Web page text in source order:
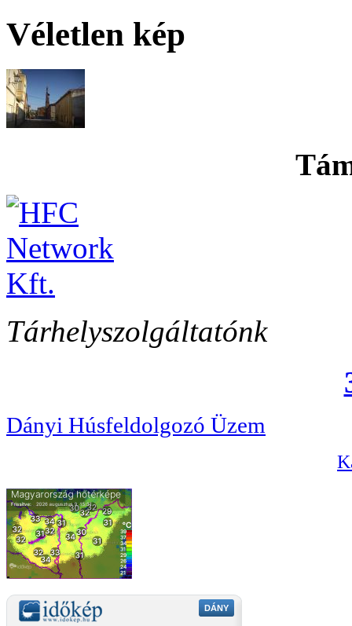
Véletlen kép
Tárhelyszolgáltatónk
Dányi Húsfeldolgozó Üzem